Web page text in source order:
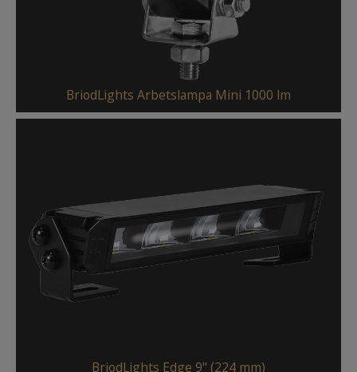
BriodLights Arbetslampa Mini 1000 lm
BriodLights Edge 9" (224 mm)